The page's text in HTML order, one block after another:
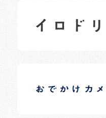
日常の様子など随時更新中
日常の様子など随時更新中